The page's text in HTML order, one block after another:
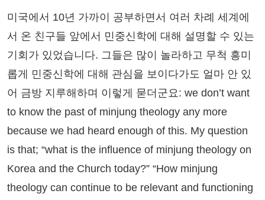
미국에서 10년 가까이 공부하면서 여러 차례 세계에
서 온 친구들 앞에서 민중신학에 대해 설명할 수 있는
기회가 있었습니다. 그들은 많이 놀라하고 무척 흥미
롭게 민중신학에 대해 관심을 보이다가도 얼마 안 있
어 금방 지루해하며 이렇게 묻더군요: we don’t want
to know the past of minjung theology any more
because we had heard enough of this. My question
is that; “what is the influence of minjung theology on
Korea and the Church today?” “How minjung
theology can continue to be relevant and functioning